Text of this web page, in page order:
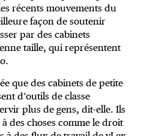
récents mouvements du
façon de soutenir
par des cabinets
taille, qui représentent
que des cabinets de petite
d’outils de classe
plus de gens, dit-elle. Ils
des choses comme le droit